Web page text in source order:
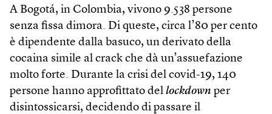
A Bogotá, in Colombia, vivono 9.538 persone
senza fissa dimora. Di queste, circa l’80 per cento
è dipendente dalla basuco, un derivato della
cocaina simile al crack che dà un’assuefazione
molto forte. Durante la crisi del covid-19, 140
persone hanno approfittato del lockdown per
disintossicarsi, decidendo di passare il